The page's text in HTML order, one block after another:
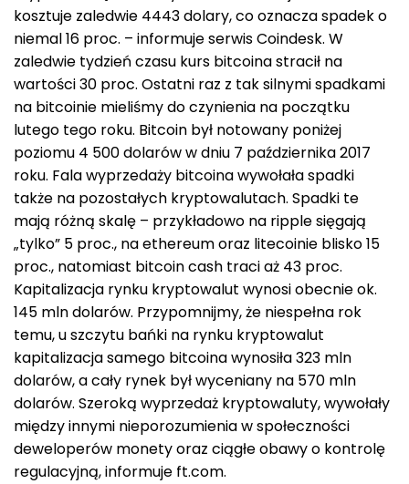
kosztuje zaledwie 4443 dolary, co oznacza spadek o
niemal 16 proc. – informuje serwis Coindesk. W
zaledwie tydzień czasu kurs bitcoina stracił na
wartości 30 proc. Ostatni raz z tak silnymi spadkami
na bitcoinie mieliśmy do czynienia na początku
lutego tego roku. Bitcoin był notowany poniżej
poziomu 4 500 dolarów w dniu 7 października 2017
roku. Fala wyprzedaży bitcoina wywołała spadki
także na pozostałych kryptowalutach. Spadki te
mają różną skalę – przykładowo na ripple sięgają
„tylko” 5 proc., na ethereum oraz litecoinie blisko 15
proc., natomiast bitcoin cash traci aż 43 proc.
Kapitalizacja rynku kryptowalut wynosi obecnie ok.
145 mln dolarów. Przypomnijmy, że niespełna rok
temu, u szczytu bańki na rynku kryptowalut
kapitalizacja samego bitcoina wynosiła 323 mln
dolarów, a cały rynek był wyceniany na 570 mln
dolarów. Szeroką wyprzedaż kryptowaluty, wywołały
między innymi nieporozumienia w społeczności
deweloperów monety oraz ciągłe obawy o kontrolę
regulacyjną, informuje ft.com.